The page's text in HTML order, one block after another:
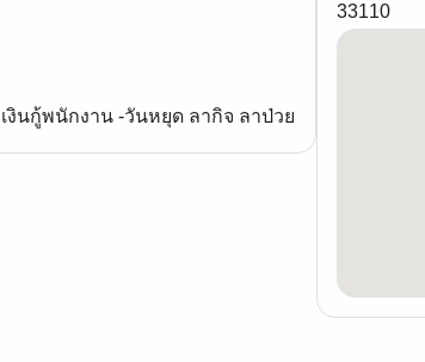
งินกู้พนักงาน -วันหยุด ลากิจ ลาป่วย
33110